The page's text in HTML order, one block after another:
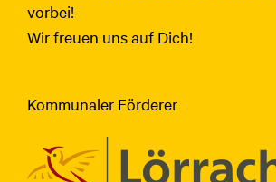
vorbei!
Wir freuen uns auf Dich!
Kommunaler Förderer